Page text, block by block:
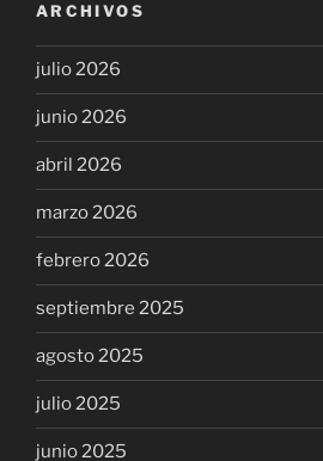
ARCHIVOS
julio 2026
junio 2026
abril 2026
marzo 2026
febrero 2026
septiembre 2025
agosto 2025
julio 2025
junio 2025